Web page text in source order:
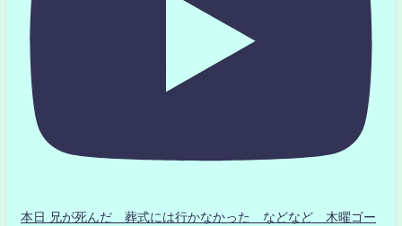
本日 兄が死んだ 葬式には行かなかった などなど 木曜ゴー